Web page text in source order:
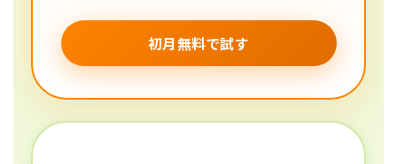
初月無料で試す